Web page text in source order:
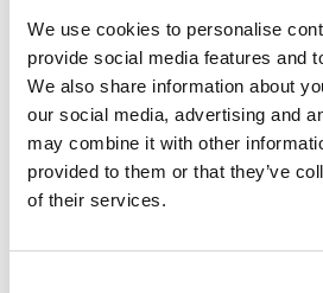
We use cookies to personalise
provide social media features and
We also share information about
our social media, advertising and
may combine it with other
provided to them or that they’ve
of their services.
L’industriale ceco Michal
14% di Pirelli